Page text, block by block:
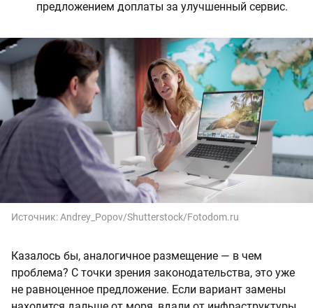
предложением доплаты за улучшенный сервис.
Источник:Andrey_Popov/Shutterstock/Fotodom.ru
Казалось бы, аналогичное размещение — в чем
проблема? С точки зрения законодательства, это уже
не равноценное предложение. Если вариант замены